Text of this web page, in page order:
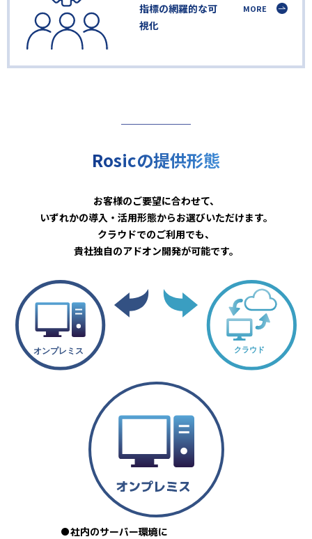
指標の網羅的な可
視化
MORE
Rosicの提供形態
お客様のご要望に合わせて、
いずれかの導入・活用形態からお選びいただけます。
クラウドでのご利用でも、
貴社独自のアドオン開発が可能です。
社内のサーバー環境に